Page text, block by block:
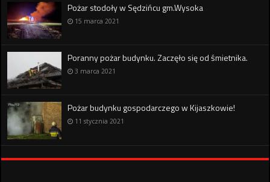
Pożar stodoły w Sędzińcu gm.Wysoka
15 marca 2021
Poranny pożar budynku. Zaczęło się od śmietnika.
3 marca 2021
Pożar budynku gospodarczego w Kijaszkowie!
11 stycznia 2021